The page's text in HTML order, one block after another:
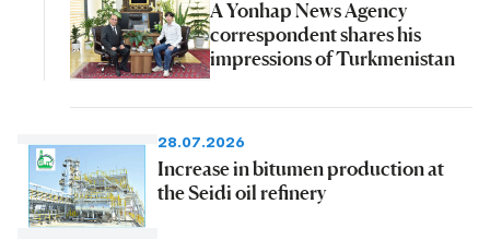
A Yonhap News Agency
correspondent shares his
impressions of Turkmenistan
28.07.2026
Increase in bitumen production at
the Seidi oil refinery